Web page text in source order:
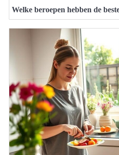
Welke beroepen hebben de